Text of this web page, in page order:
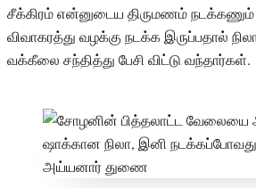
சீக்கிரம் என்னுடைய திருமணம் நடக்கணும்
விவாகரத்து வழக்கு நடக்க இருப்பதால்
வக்கீலை சந்தித்து பேசி விட்டு வந்தார்கள்.